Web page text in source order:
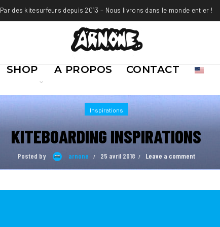
Par des kitesurfeurs depuis 2013 – Nous livrons dans le monde entier !
SHOP A PROPOS CONTACT
Inspirations
KITEBOARDING INSPIRATIONS
Posted by arnone 25 avril 2018 Leave a comment